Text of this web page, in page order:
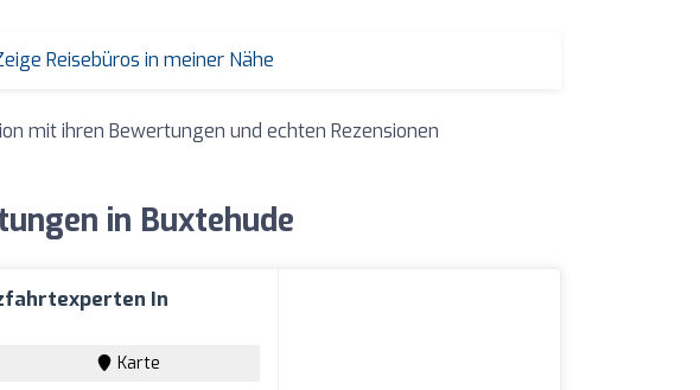
Reisebüros in meiner Nähe
mit ihren Bewertungen und echten Rezensionen
in Buxtehude
In
Karte